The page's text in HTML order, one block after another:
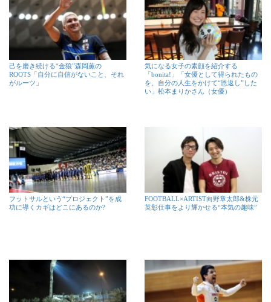
己を磨き続ける“金狼”森岡薫の
ROOTS「自分に自信がないこと、それ
がルーツ」
気になる女子の素顔を紹介する
「bonita!」「女優として得られたもの
を、自分の人生をかけて“恩返し”した
い」松本まりかさん（女優）
フットサルという“プロジェクト”を成
功に導くカギはどこにあるのか?
FOOTBALL×ARTIST向野章太郎&株元
英彰仕事をより輝かせる“本気の趣味”